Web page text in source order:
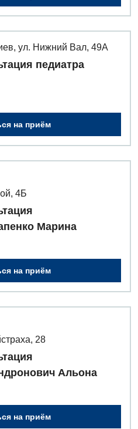
ул. Нижний Вал, 49А
педиатра
на приём
4Б
Марина
на приём
28
Альона
на приём